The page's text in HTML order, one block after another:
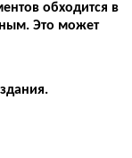
обходится в
Это может